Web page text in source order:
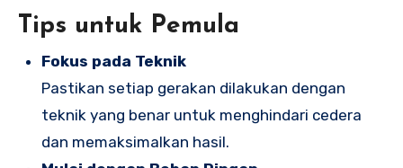
Tips untuk Pemula
Fokus pada Teknik
Pastikan setiap gerakan dilakukan dengan
teknik yang benar untuk menghindari cedera
dan memaksimalkan hasil.